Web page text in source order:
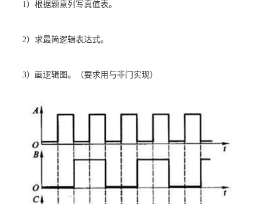
1）根据题意列写真值表。
2）求最简逻辑表达式。
3）画逻辑图。（要求用与非门实现）